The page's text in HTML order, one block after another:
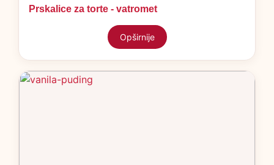
Prskalice za torte - vatromet
Opširnije